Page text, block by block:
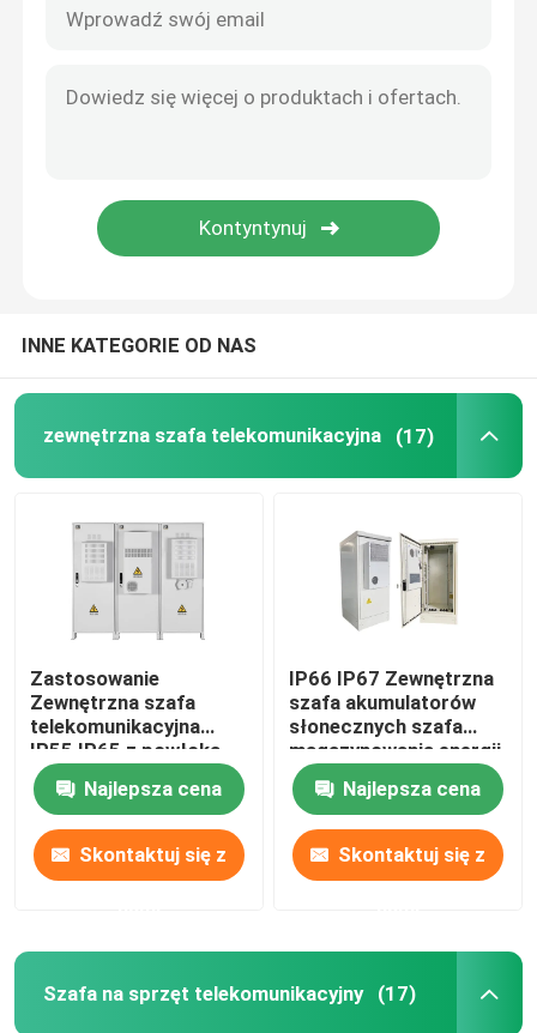
Rozwiązania energetyczne CE+T
INNE KATEGORIE OD NAS
zewnętrzna szafa telekomunikacyjna (17)
Zastosowanie
Zewnętrzna szafa
telekomunikacyjna
IP55 IP65 z powłoką
Najlepsza cena
Skontaktuj się z
IP66 IP67 Zewnętrzna
szafa akumulatorów
słonecznych szafa
magazynowania energii
1850*1500*750mm
Najlepsza cena
Skontaktuj się z
Szafa na sprzęt telekomunikacyjny (17)